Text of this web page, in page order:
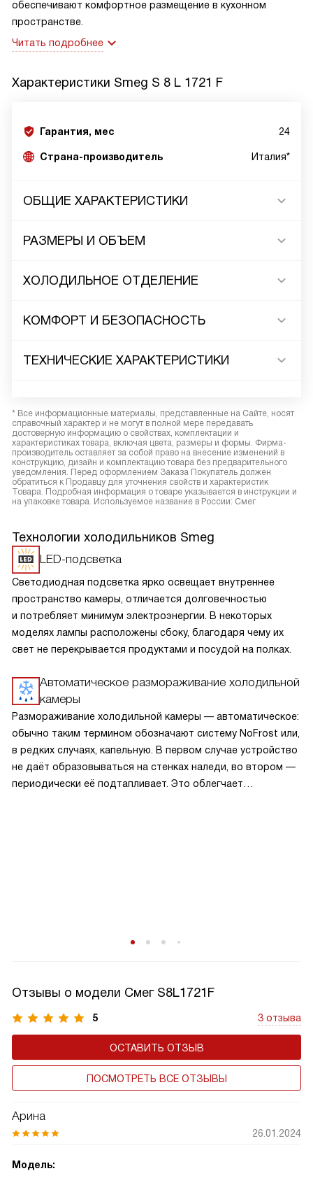
обеспечивают комфортное размещение в кухонном
пространстве.
Читать подробнее
Характеристики Smeg S 8 L 1721 F
Гарантия, мес 24
Страна-производитель Италия*
ОБЩИЕ ХАРАКТЕРИСТИКИ
РАЗМЕРЫ И ОБЪЕМ
ХОЛОДИЛЬНОЕ ОТДЕЛЕНИЕ
КОМФОРТ И БЕЗОПАСНОСТЬ
ТЕХНИЧЕСКИЕ ХАРАКТЕРИСТИКИ
* Все информационные материалы, представленные на Сайте, носят
справочный характер и не могут в полной мере передавать
достоверную информацию о свойствах, комплектации и
характеристиках товара, включая цвета, размеры и формы. Фирма-
производитель оставляет за собой право на внесение изменений в
конструкцию, дизайн и комплектацию товара без предварительного
уведомления. Перед оформлением Заказа Покупатель должен
обратиться к Продавцу для уточнения свойств и характеристик
Товара. Подробная информация о товаре указывается в инструкции и
на упаковке товара. Используемое название в России: Смег
Технологии холодильников Smeg
LED-подсветка
Светодиодная подсветка ярко освещает внутреннее
пространство камеры, отличается долговечностью
и потребляет минимум электроэнергии. В некоторых
моделях лампы расположены сбоку, благодаря чему их
свет не перекрывается продуктами и посудой на полках.
Автоматическое размораживание холодильной
камеры
Размораживание холодильной камеры — автоматическое:
обычно таким термином обозначают систему NoFrost или,
в редких случаях, капельную. В первом случае устройство
не даёт образовываться на стенках наледи, во втором —
периодически её подтапливает. Это облегчает
Отзывы о модели Смег S8L1721F
5 3 отзыва
ОСТАВИТЬ ОТЗЫВ
ПОСМОТРЕТЬ ВСЕ ОТЗЫВЫ
Арина
26.01.2024
Модель: